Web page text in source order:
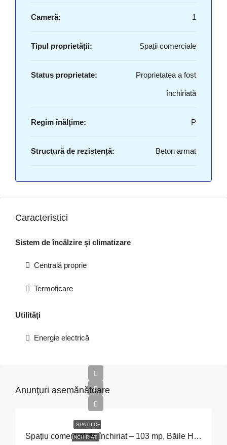
Cameră: 1
Tipul proprietății: Spații comerciale
Status proprietate: Proprietatea a fost
închiriată
Regim înălțime: P
Structură de rezistență: Beton armat
Caracteristici
Sistem de încălzire și climatizare
Centrală proprie
Termoficare
Utilități
Energie electrică
Anunţuri asemănătoare
SPAȚII DE
ÎNCHIRIAT Spațiu comercial de închiriat – 103 mp, Băile Herculane